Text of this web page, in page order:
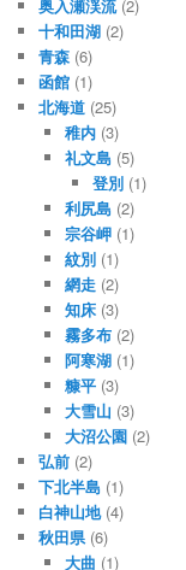
奥入瀬渓流(2)
十和田湖(2)
青森(6)
函館(1)
北海道(25)
稚内 (3)
礼文島 (5)
登別(1)
利尻島 (2)
宗谷岬 (1)
紋別 (1)
網走 (2)
知床 (3)
霧多布 (2)
阿寒湖 (1)
糠平 (3)
大雪山 (3)
大沼公園 (2)
弘前(2)
下北半島(1)
白神山地(4)
秋田県(6)
大曲 (1)